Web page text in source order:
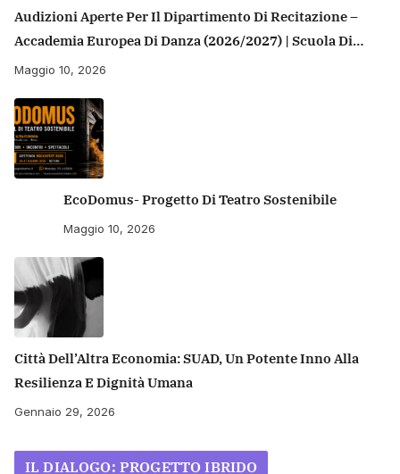
Audizioni Aperte Per Il Dipartimento Di Recitazione –
Accademia Europea Di Danza (2026/2027) | Scuola Di
Recitazione A Roma
Maggio 10, 2026
EcoDomus- Progetto Di Teatro Sostenibile
Maggio 10, 2026
Città Dell’Altra Economia: SUAD, Un Potente Inno Alla
Resilienza E Dignità Umana
Gennaio 29, 2026
IL DIALOGO: PROGETTO IBRIDO